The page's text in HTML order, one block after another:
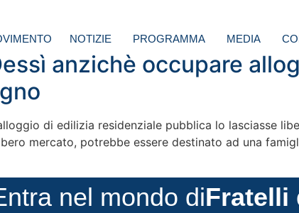
NOTIZIE PROGRAMMA MEDIA
anzichè occupare
di edilizia residenziale pubblica lo lasciasse
mercato, potrebbe essere destinato ad una
nel mondo diFratelli